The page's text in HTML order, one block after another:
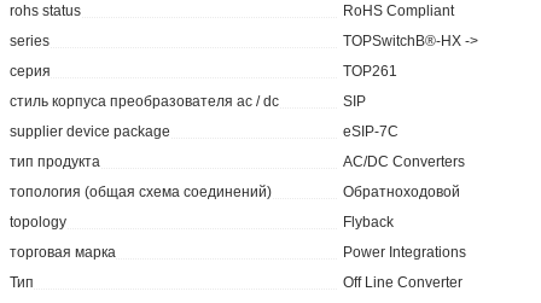
rohs status
RoHS Compliant
series
TOPSwitchВ®-HX ->
серия
TOP261
стиль корпуса преобразователя ac / dc
SIP
supplier device package
eSIP-7C
тип продукта
AC/DC Converters
топология (общая схема соединений)
Обратноходовой
topology
Flyback
торговая марка
Power Integrations
Тип
Off Line Converter